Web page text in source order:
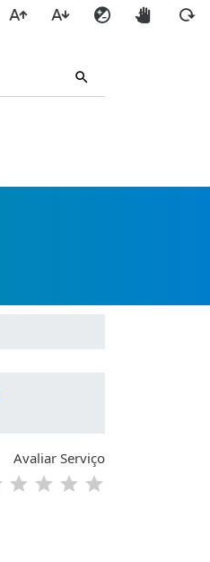
a
Avaliar Serviço